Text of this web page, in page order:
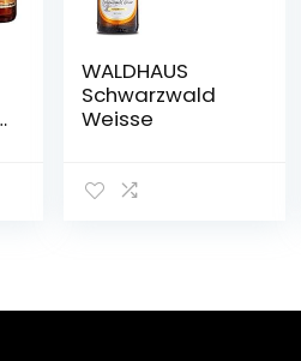
WALDHAUS
Schwarzwald
Weisse